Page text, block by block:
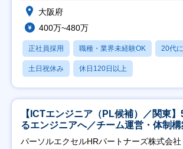
大阪府
400万~480万
正社員採用 職種・業界未経験OK 20代
土日祝休み 休日120日以上
【ICTエンジニア（PL候補）／関東
るエンジニアへ／チーム運営・体制構
パーソルエクセルHRパートナーズ株式会社